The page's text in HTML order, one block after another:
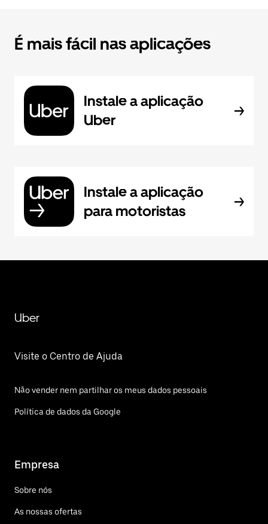
É mais fácil nas aplicações
Instale a aplicação
Uber
Instale a aplicação
para motoristas
Uber
Visite o Centro de Ajuda
Não vender nem partilhar os meus dados pessoais
Política de dados da Google
Empresa
Sobre nós
As nossas ofertas